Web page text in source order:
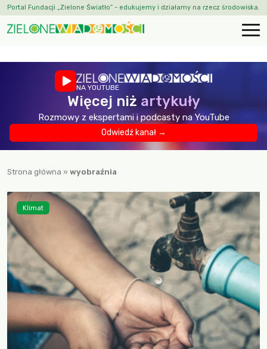
Portal Fundacji „Zielone Światło” - edukujemy i działamy na rzecz środowiska.
NA YOUTUBE
Więcej niż artykuły
Rozmowy z ekspertami i podcasty na YouTube
Odwiedź kanał →
Strona główna » wyobraźnia
Klimat